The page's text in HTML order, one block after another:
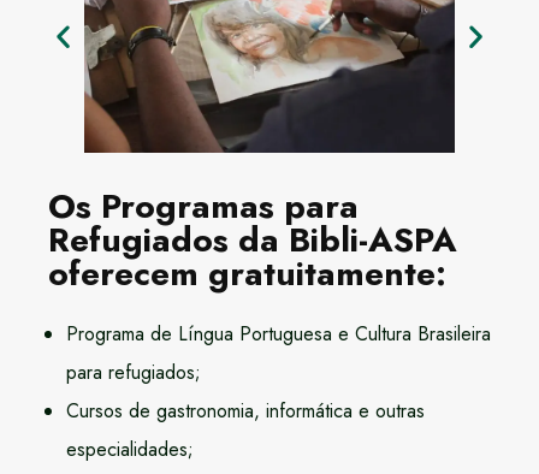
Os Programas para
Refugiados da Bibli-ASPA
oferecem gratuitamente:
Programa de Língua Portuguesa e Cultura Brasileira
para refugiados;
Cursos de gastronomia, informática e outras
especialidades;